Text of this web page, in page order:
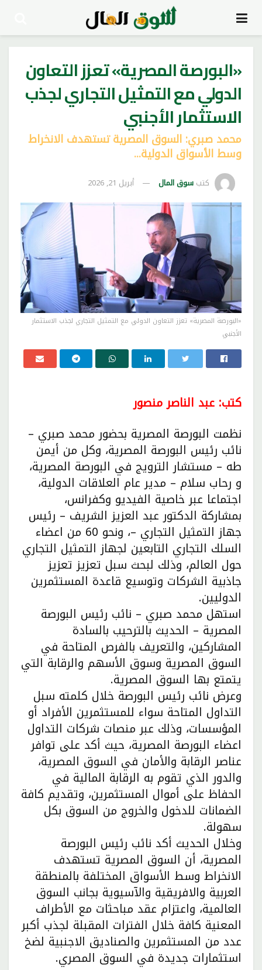
«البورصة المصرية» تعزز التعاون
الدولي مع التمثيل التجاري لجذب
الاستثمار الأجنبي
محمد صبري: السوق المصرية تستهدف الانخراط
وسط الأسواق الدولية...
كتب سوق المال أبريل 21, 2026
«البورصة المصرية» تعزز التعاون الدولي مع التمثيل التجاري لجذب الاستثمار
الأجنبي
كتب: عبد الناصر منصور
نظمت البورصة المصرية بحضور محمد صبري –
نائب رئيس البورصة المصرية، وكل من أيمن
طه – مستشار الترويج في البورصة المصرية،
و رحاب سلام – مدير عام العلاقات الدولية،
اجتماعا عبر خاصية الفيديو وكفرانس،
بمشاركة الدكتور عبد العزيز الشريف – رئيس
جهاز التمثيل التجاري –، ونحو 60 من اعضاء
السلك التجاري التابعين لجهاز التمثيل التجاري
حول العالم، وذلك لبحث سبل تعزيز تعزيز
جاذبية الشركات وتوسيع قاعدة المستثمرين
الدوليين.
استهل محمد صبري – نائب رئيس البورصة
المصرية – الحديث بالترحيب بالسادة
المشاركين، والتعريف بالفرص المتاحة في
السوق المصرية وسوق الأسهم والرقابة التي
يتمتع بها السوق المصرية.
وعرض نائب رئيس البورصة خلال كلمته سبل
التداول المتاحة سواء للمستثمرين الأفراد أو
المؤسسات، وذلك عبر منصات شركات التداول
اعضاء البورصة المصرية، حيث أكد على توافر
عناصر الرقابة والأمان في السوق المصرية،
والدور الذي تقوم به الرقابة المالية في
الحفاظ على أموال المستثمرين، وتقديم كافة
الضمانات للدخول والخروج من السوق بكل
سهولة.
وخلال الحديث أكد نائب رئيس البورصة
المصرية، أن السوق المصرية تستهدف
الانخراط وسط الأسواق المختلفة بالمنطقة
العربية والافريقية والآسيوية بجانب السوق
العالمية، واعتزام عقد مباحثات مع الأطراف
المعنية كافة خلال الفترات المقبلة لجذب أكبر
عدد من المستثمرين والصناديق الاجنبية لضخ
استثمارات جديدة في السوق المصري.